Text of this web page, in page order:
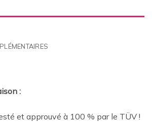
:
et approuvé à 100 % par le TÜV !